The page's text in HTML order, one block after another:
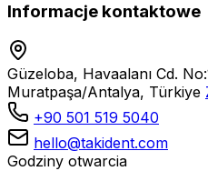
Informacje kontaktowe
Güzeloba, Havaalanı Cd.
Muratpaşa/Antalya, Türkiye
+90 501 519 5040
hello@takident.com
Godziny otwarcia